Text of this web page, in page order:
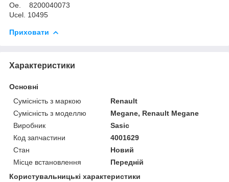
Oe. 8200040073
Ucel. 10495
Приховати
Характеристики
Основні
Сумісність з маркою
Renault
Сумісність з моделлю
Megane, Renault Megane
Виробник
Sasic
Код запчастини
4001629
Стан
Новий
Місце встановлення
Передній
Користувальницькі характеристики